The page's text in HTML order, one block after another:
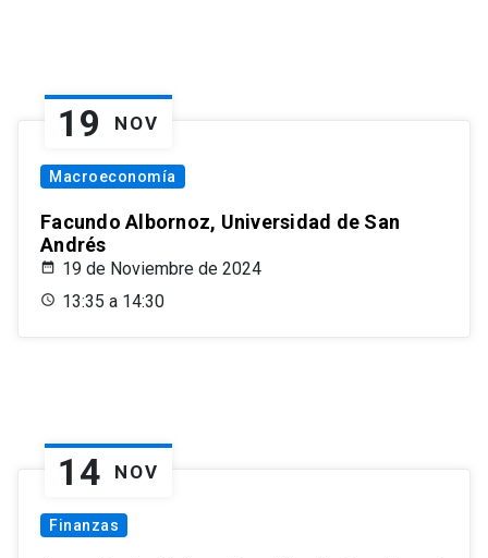
19 NOV
Macroeconomía
Facundo Albornoz, Universidad de San
Andrés
19 de Noviembre de 2024
13:35 a 14:30
14 NOV
Finanzas